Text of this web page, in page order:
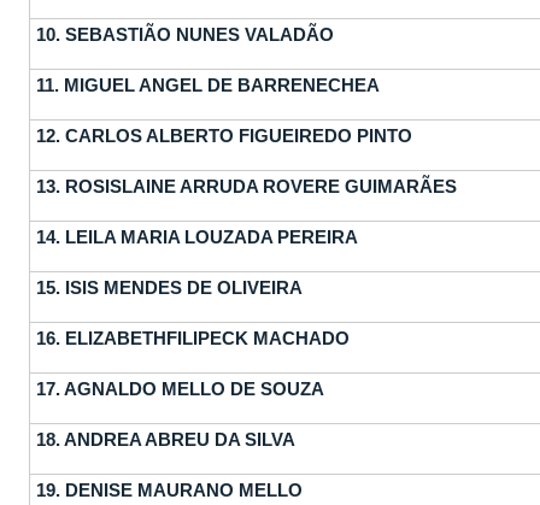
10.SEBASTIÃO NUNES VALADÃO
11. MIGUEL ANGEL DE BARRENECHEA
12.CARLOS ALBERTO FIGUEIREDO PINTO
13. ROSISLAINE ARRUDA ROVERE GUIMARÃES
14. LEILA MARIA LOUZADA PEREIRA
15. ISIS MENDES DE OLIVEIRA
16. ELIZABETHFILIPECK MACHADO
17.AGNALDO MELLO DE SOUZA
18.ANDREA ABREU DA SILVA
19. DENISE MAURANO MELLO